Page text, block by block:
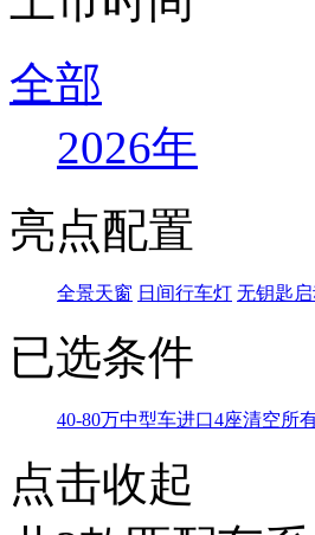
全部
2026年
亮点配置
全景天窗 日间行车灯 无钥匙启
已选条件
40-80万中型车进口4座清空所
点击收起